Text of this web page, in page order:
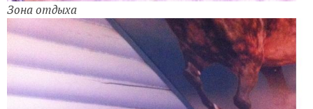
Зона отдыха